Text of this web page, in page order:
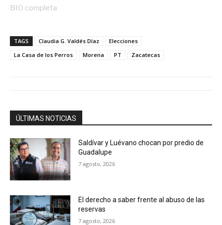
BIO completa
TAGS Claudia G. Valdés Díaz
Elecciones
La Casa de los Perros
Morena PT Zacatecas
ÚLTIMAS NOTICIAS
Saldívar y Luévano chocan por predio de
Guadalupe
7 agosto, 2026
El derecho a saber frente al abuso de las
reservas
7 agosto, 2026